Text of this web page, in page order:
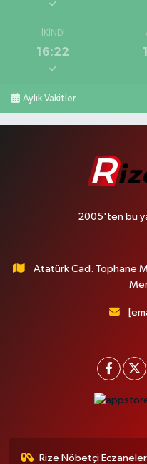
İKINDI
16:22
Aylık Vakitler
2005'ten bu
Atatürk Cad. Tophane
Rize Nöbetçi Eczaneler